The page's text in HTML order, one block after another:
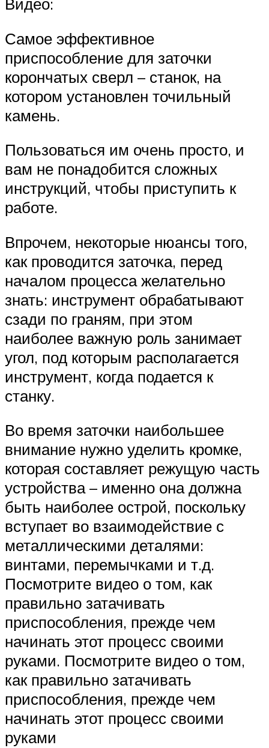
Самое эффективное
приспособление для заточки
корончатых сверл – станок, на
котором установлен точильный
камень.
Пользоваться им очень просто, и
вам не понадобится сложных
инструкций, чтобы приступить к
работе.
Впрочем, некоторые нюансы того,
как проводится заточка, перед
началом процесса желательно
знать: инструмент обрабатывают
сзади по граням, при этом
наиболее важную роль занимает
угол, под которым располагается
инструмент, когда подается к
станку.
Во время заточки наибольшее
внимание нужно уделить кромке,
которая составляет режущую часть
устройства – именно она должна
быть наиболее острой, поскольку
вступает во взаимодействие с
металлическими деталями:
винтами, перемычками и т.д.
Посмотрите видео о том, как
правильно затачивать
приспособления, прежде чем
начинать этот процесс своими
руками. Посмотрите видео о том,
как правильно затачивать
приспособления, прежде чем
начинать этот процесс своими
руками